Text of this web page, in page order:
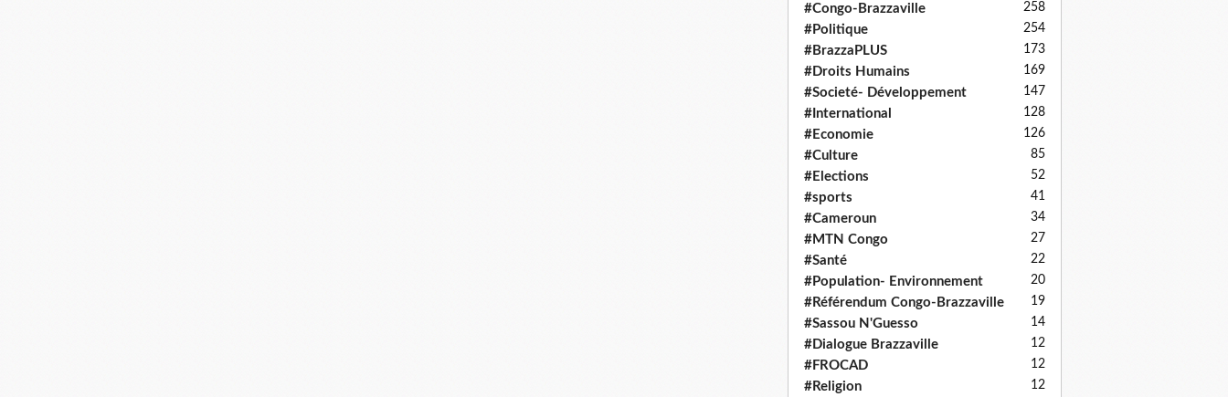
#Congo-Brazzaville 258
#Politique 254
#BrazzaPLUS 173
#Droits Humains 169
#Societé- Développement 147
#International 128
#Economie 126
#Culture 85
#Elections 52
#sports 41
#Cameroun 34
#MTN Congo 27
#Santé 22
#Population- Environnement 20
#Référendum Congo-Brazzaville 19
#Sassou N'Guesso 14
#Dialogue Brazzaville 12
#FROCAD 12
#Religion 12